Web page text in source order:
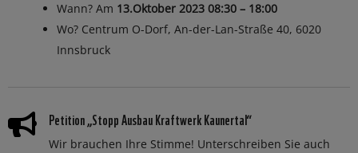
Wann? Am 13.Oktober 2023 08:30 – 18:00
Wo? Centrum O-Dorf, An-der-Lan-Straße 40, 6020
Innsbruck
 Petition „Stopp Ausbau Kraftwerk Kaunertal“
Wir brauchen Ihre Stimme! Unterschreiben Sie auch